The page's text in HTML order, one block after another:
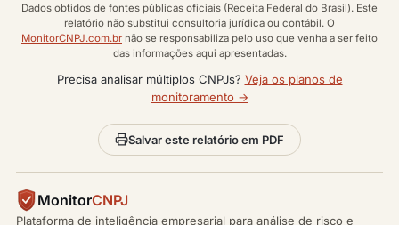
Dados obtidos de fontes públicas oficiais (Receita Federal do Brasil). Este
relatório não substitui consultoria jurídica ou contábil. O
MonitorCNPJ.com.br não se responsabiliza pelo uso que venha a ser feito
das informações aqui apresentadas.
Precisa analisar múltiplos CNPJs? Veja os planos de
monitoramento →
Salvar este relatório em PDF
MonitorCNPJ
Plataforma de inteligência empresarial para análise de risco e